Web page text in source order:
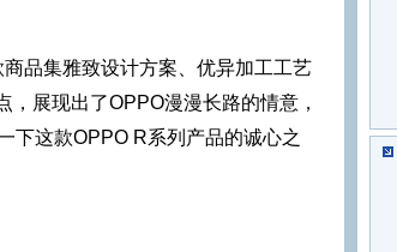
品集雅致设计方案、优异加工工艺
展现出了OPPO漫漫长路的情意，
下这款OPPO R系列产品的诚心之